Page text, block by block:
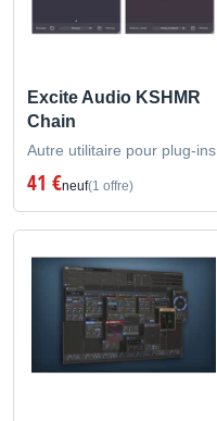
Excite Audio KSHMR
Chain
Autre utilitaire pour plug-ins
41 €neuf(1 offre)